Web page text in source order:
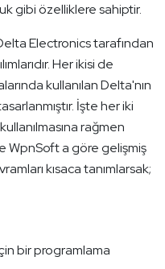
gibi özelliklere sahiptir.
Electronics tarafından
Her ikisi de
kullanılan Delta'nın
İşte her iki
rağmen
WpnSoft a göre gelişmiş
kısaca tanımlarsak;
bir programlama